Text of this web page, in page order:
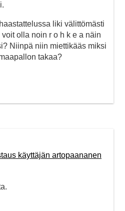
liki välittömästi
olla noin r o h k e a näin
Niinpä niin miettikääs miksi
takaa?
käyttäjän artopaananen